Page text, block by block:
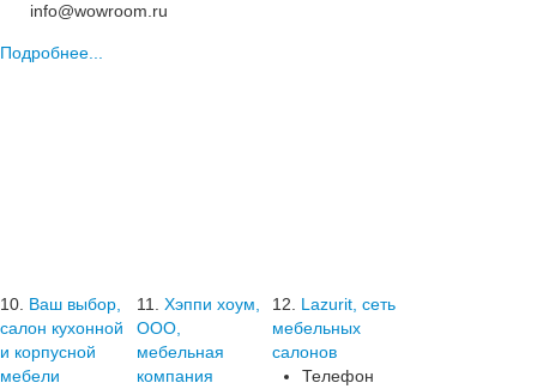
info@wowroom.ru
Подробнее...
10. Ваш выбор,
салон кухонной
и корпусной
мебели
11.
Хэппи хоум,
ООО,
мебельная
компания
12.
Lazurit, сеть
мебельных
салонов
Телефон